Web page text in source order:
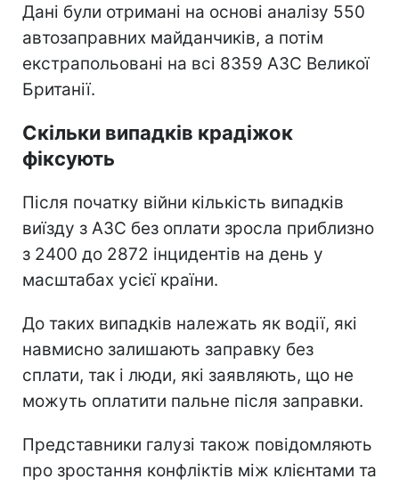
Дані були отримані на основі аналізу 550
автозаправних майданчиків, а потім
екстрапольовані на всі 8359 АЗС Великої
Британії.
Скільки випадків крадіжок
фіксують
Після початку війни кількість випадків
виїзду з АЗС без оплати зросла приблизно
з 2400 до 2872 інцидентів на день у
масштабах усієї країни.
До таких випадків належать як водії, які
навмисно залишають заправку без
сплати, так і люди, які заявляють, що не
можуть оплатити пальне після заправки.
Представники галузі також повідомляють
про зростання конфліктів між клієнтами та